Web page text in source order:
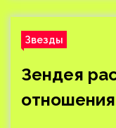
Звезды
Зендея